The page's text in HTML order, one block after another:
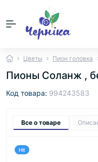
Цветы Пион головка
Пионы Соланж ,
Код товара: 994243583
Все о товаре
Hit